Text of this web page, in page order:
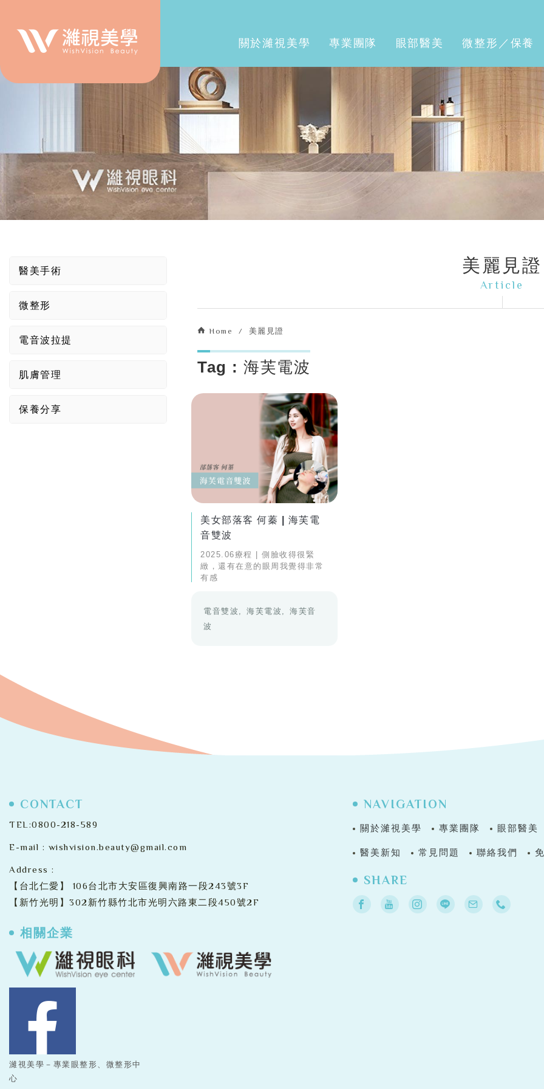
關於濰視美學 專業團隊 眼部醫美 微整形／保養
醫美手術
微整形
電音波拉提
肌膚管理
保養分享
美麗見證
Article
Home 美麗見證
Tag : 海芙電波
美女部落客 何蓁 | 海芙電
音雙波
2025.06療程 | 側臉收得很緊
緻，還有在意的眼周我覺得非常
有感
電音雙波 海芙電波
海芙音
波
CONTACT
TEL:0800-218-589
E-mail : wishvision.beauty@gmail.com
Address :
【台北仁愛】 106台北市大安區復興南路一段243號3F
【新竹光明】302新竹縣竹北市光明六路東二段450號2F
相關企業
NAVIGATION
關於濰視美學 專業團隊 眼部醫美
醫美新知 常見問題 聯絡我們
SHARE
濰視美學－專業眼整形、微整形中
心